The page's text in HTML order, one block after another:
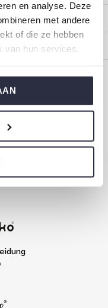
en analyse. Deze
met andere
of die ze hebben
van hun services.